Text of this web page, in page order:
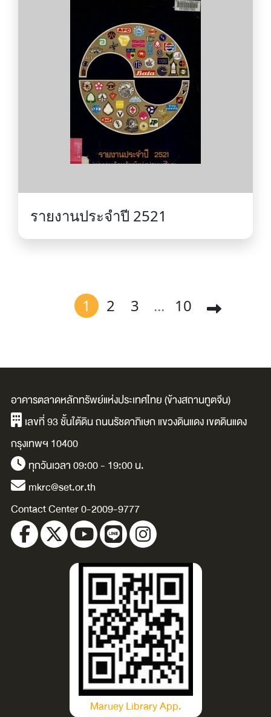
รายงานประจำปี 2521
1 2 3 ... 10
อาคารตลาดหลักทรัพย์แห่งประเทศไทย (ข้างสถานทูตจีน)
เลขที่ 93 ชั้นใต้ดิน ถนนรัชดาภิเษก แขวงดินแดง เขตดินแดง
กรุงเทพฯ 10400
ทุกวันเวลา 09:00 - 19:00 น.
mkrc@set.or.th
Contact Center 0-2009-9777
Maruey Library App.